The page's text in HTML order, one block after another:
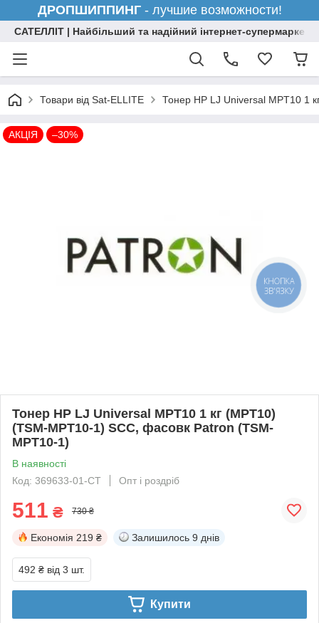
ДРОПШИППИНГ- лучшие возможности!
САТЕЛЛІТ | Найбільший та надійний інтернет-супермаркет
Товари від Sat-ELLITE Тонер HP LJ Universal MPT10 1
АКЦІЯ –30%
Тонер HP LJ Universal MPT10 1 кг (MPT10)
(TSM-MPT10-1) SCC, фасовк Patron (TSM-
MPT10-1)
В наявності
Код: 369633-01-СТ
Опт і роздріб
511 ₴ 730 ₴
Економія 219 ₴ Залишилось 9 днів
492 ₴ від 3 шт.
Купити
КНОПКА
ЗВ'ЯЗКУ